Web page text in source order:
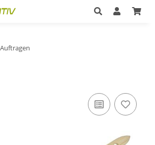
Auftragen